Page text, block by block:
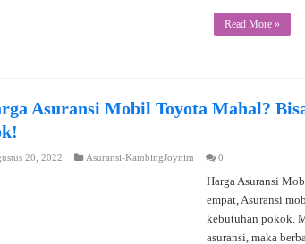
Read More »
Asuransi Mobil Toyota Mahal?
20, 2022 Asuransi-KambingJoynim 0
Harga Asuransi
empat, Asuransi
kebutuhan pokok.
asuransi, maka